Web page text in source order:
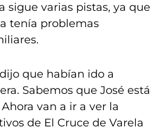
sigue varias pistas, ya que
tenía problemas
que habían ido a
Sabemos que José está
van a ir a ver la
de El Cruce de Varela